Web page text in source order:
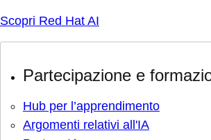
Scopri Red Hat AI
Partecipazione e
Hub per l’apprendimento
Argomenti relativi all'IA